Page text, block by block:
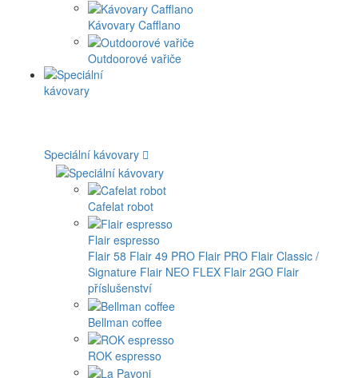
Kávovary Cafflano
Outdoorové vařiče
Speciální kávovary
Cafelat robot
Flair espresso
Flair 58 Flair 49 PRO Flair PRO Flair Classic /
Signature Flair NEO FLEX Flair 2GO Flair
příslušenství
Bellman coffee
ROK espresso